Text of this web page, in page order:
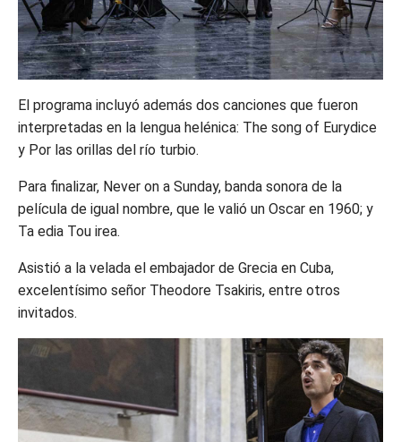
El programa incluyó además dos canciones que fueron
interpretadas en la lengua helénica: The song of Eurydice
y Por las orillas del río turbio.
Para finalizar, Never on a Sunday, banda sonora de la
película de igual nombre, que le valió un Oscar en 1960; y
Ta edia Tou irea.
Asistió a la velada el embajador de Grecia en Cuba,
excelentísimo señor Theodore Tsakiris, entre otros
invitados.